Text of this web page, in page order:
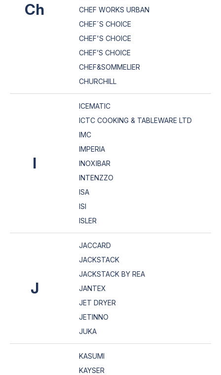
Ch
CHEF WORKS URBAN
CHEF´S CHOICE
CHEF'S CHOICE
CHEF’S CHOICE
CHEF&SOMMELIER
CHURCHILL
I
ICEMATIC
ICTC COOKING & TABLEWARE LTD
IMC
IMPERIA
INOXIBAR
INTENZZO
ISA
ISI
ISLER
J
JACCARD
JACKSTACK
JACKSTACK BY REA
JANTEX
JET DRYER
JETINNO
JUKA
KASUMI
KAYSER